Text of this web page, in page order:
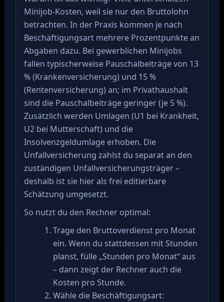
Minijob-Kosten, weil sie nur den Bruttolohn
betrachten. In der Praxis kommen je nach
Beschäftigungsart mehrere Prozentpunkte an
Abgaben dazu. Bei gewerblichen Minijobs
fallen typischerweise Pauschalbeiträge von 13
% (Krankenversicherung) und 15 %
(Rentenversicherung) an; im Privathaushalt
sind die Pauschalbeiträge geringer (je 5 %).
Zusätzlich werden Umlagen (U1 bei Krankheit,
U2 bei Mutterschaft) und die
Insolvenzgeldumlage erhoben. Die
Unfallversicherung zahlst du separat an den
zuständigen Unfallversicherungsträger –
deshalb ist sie hier als frei editierbare
Schätzung umgesetzt.
So nutzt du den Rechner optimal:
Trage den Bruttoverdienst pro Monat
ein. Wenn du stattdessen mit Stunden
planst, fülle „Stunden pro Monat“ aus
– dann zeigt der Rechner auch die
Kosten pro Stunde.
Wähle die Beschäftigungsart: